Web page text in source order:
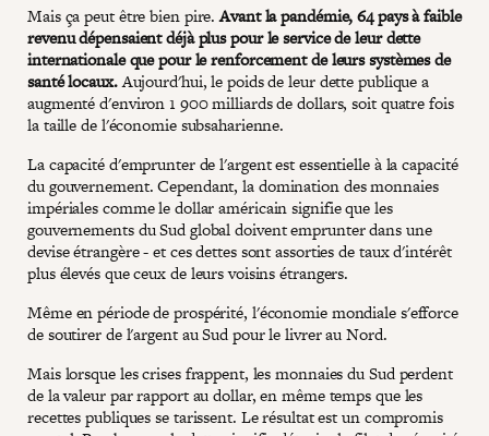
Mais ça peut être bien pire.Avant la pandémie, 64 pays à faible
revenu dépensaient déjà plus pour le service de leur dette
internationale que pour le renforcement de leurs systèmes de
santé locaux.Aujourd'hui, le poids de leur dette publique a
augmenté d'environ 1 900 milliards de dollars, soit quatre fois
la taille de l'économie subsaharienne.
La capacité d'emprunter de l'argent est essentielle à la capacité
du gouvernement. Cependant, la domination des monnaies
impériales comme le dollar américain signifie que les
gouvernements du Sud global doivent emprunter dans une
devise étrangère - et ces dettes sont assorties de taux d'intérêt
plus élevés que ceux de leurs voisins étrangers.
Même en période de prospérité, l'économie mondiale s'efforce
de soutirer de l'argent au Sud pour le livrer au Nord.
Mais lorsque les crises frappent, les monnaies du Sud perdent
de la valeur par rapport au dollar, en même temps que les
recettes publiques se tarissent. Le résultat est un compromis